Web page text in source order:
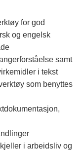
for god
og engelsk
samt
i tekst
som benyttes
i arbeidsliv og